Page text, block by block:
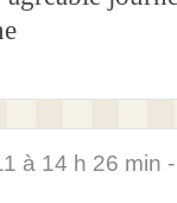
à 14 h 26 min